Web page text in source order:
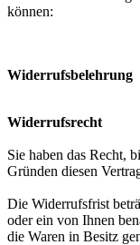
können:
Widerrufsbelehrung
Widerrufsrecht
Sie haben das Recht,
Gründen diesen
Die Widerrufsfrist
oder ein von Ihnen
die Waren in Besitz